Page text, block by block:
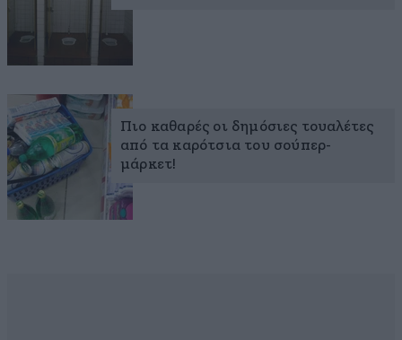
Πιο καθαρές οι δημόσιες τουαλέτες
από τα καρότσια του σούπερ-
μάρκετ!